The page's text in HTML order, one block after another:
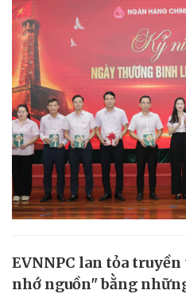
EVNNPC lan tỏa
nhớ nguồn" bằng